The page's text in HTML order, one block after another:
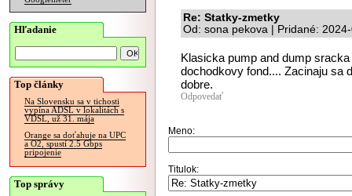
Hľadanie
Top články
Na Slovensku sa v tichosti
vypína ADSL v lokalitách s
VDSL, už 31. mája
Orange sa doťahuje na UPC
a O2, spustí 2.5 Gbps
pripojenie
Top správy
Re: Statky-zmetky
Od: sona pekova | Pridané:
Klasicka pump and dump
dochodkovy fond.... Zacinaju sa
dobre.
Odpovedať
Meno:
Titulok: